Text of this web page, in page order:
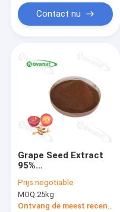
Contact nu
Grape Seed Extract
95%
Clean Label /
Allergenvrij
Prijs:negotiable
MOQ:25kg
Ontvang de meest recente Prijs